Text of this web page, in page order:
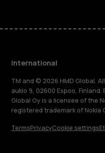
International
TM and © 2026 HMD Global.
aukio 9, 02600 Espoo, Finland.
Global Oy is a licensee of the
registered trademark of Nokia
TermsPrivacyCookie settings